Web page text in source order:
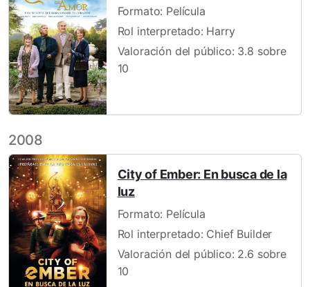
Formato: Película
Rol interpretado: Harry
Valoración del público: 3.8 sobre
10
2008
City of Ember: En busca de la
luz
Formato: Película
Rol interpretado: Chief Builder
Valoración del público: 2.6 sobre
10